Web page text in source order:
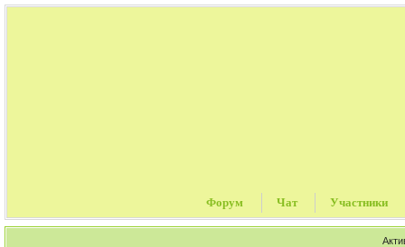
Форум Чат Участники